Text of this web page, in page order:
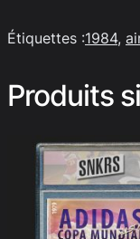
Étiquettes :1984,
Produits